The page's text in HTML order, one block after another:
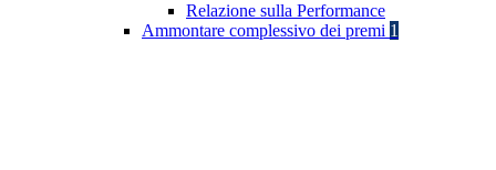
Relazione sulla Performance
Ammontare complessivo dei premi 1